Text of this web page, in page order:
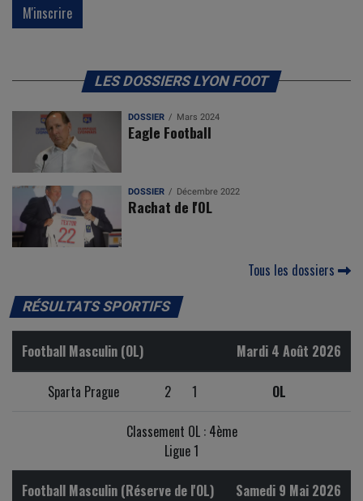
LES DOSSIERS LYON FOOT
DOSSIER Mars 2024
Eagle Football
DOSSIER Décembre 2022
Rachat de l'OL
Tous les dossiers
RÉSULTATS SPORTIFS
Football Masculin (OL) Mardi 4 Août 2026
Sparta Prague 2 1 OL
Classement OL : 4ème
Ligue 1
Football Masculin (Réserve de l'OL) Samedi 9 Mai 2026